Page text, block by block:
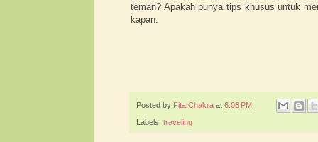
teman? Apakah punya tips khusus untuk
kapan.
Posted by Fita Chakra at 6:08 PM
Labels: traveling